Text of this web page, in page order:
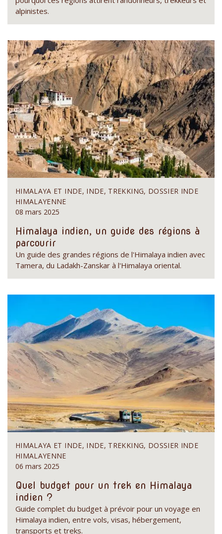
alpinistes.
HIMALAYA ET INDE, INDE, TREKKING, DOSSIER INDE
HIMALAYENNE
08 mars 2025
Himalaya indien, un guide des régions à
parcourir
Un guide des grandes régions de l'Himalaya indien avec
Tamera, du Ladakh-Zanskar à l'Himalaya oriental.
HIMALAYA ET INDE, INDE, TREKKING, DOSSIER INDE
HIMALAYENNE
06 mars 2025
Quel budget pour un trek en Himalaya
indien ?
Guide complet du budget à prévoir pour un voyage en
Himalaya indien, entre vols, visas, hébergement,
transports et treks.